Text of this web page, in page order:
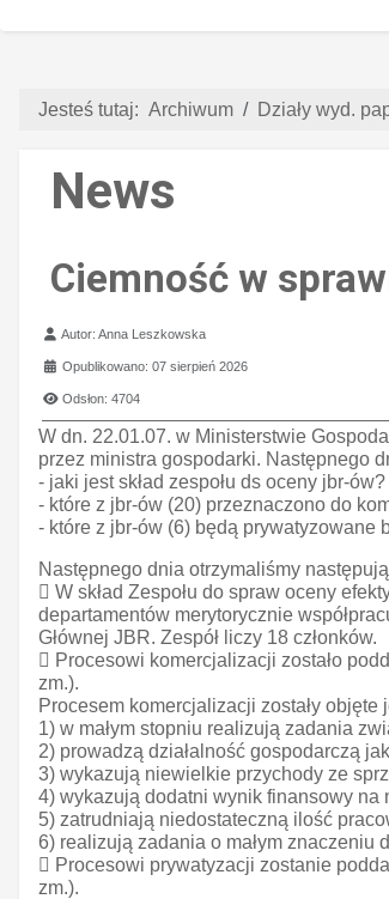
Jesteś tutaj: Archiwum Działy wyd.
News
Ciemność w
Szczegóły
Autor:Anna Leszkowska
Opublikowano: 07 sierpień 2026
Odsłon: 4704
W dn. 22.01.07. w Ministerstwie
przez ministra gospodarki. Następnego
- jaki jest skład zespołu ds oceny jbr-ów?
- które z jbr-ów (20) przeznaczono do
- które z jbr-ów (6) będą prywatyzowane
Następnego dnia otrzymaliśmy
 W skład Zespołu do spraw oceny
departamentów merytorycznie
Głównej JBR. Zespół liczy 18 członków.
 Procesowi komercjalizacji zostało
zm.).
Procesem komercjalizacji zostały objęte
1) w małym stopniu realizują zadania
2) prowadzą działalność gospodarczą
3) wykazują niewielkie przychody ze
4) wykazują dodatni wynik finansowy na
5) zatrudniają niedostateczną ilość
6) realizują zadania o małym znaczeniu
 Procesowi prywatyzacji zostanie
zm.).